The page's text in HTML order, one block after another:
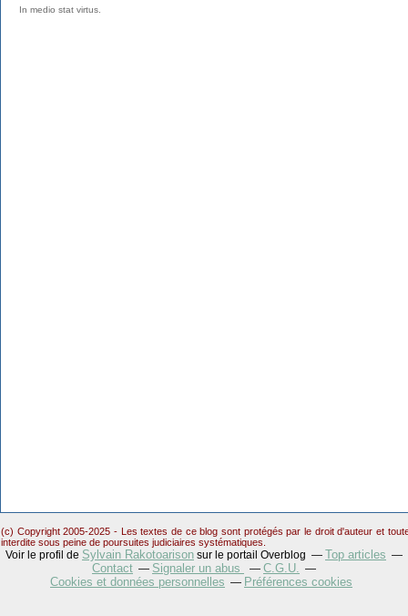
In medio stat virtus.
(c) Copyright 2005-2025 - Les textes de ce blog sont protégés par le droit d'auteur et
interdite sous peine de poursuites judiciaires systématiques.
Voir le profil de Sylvain Rakotoarison sur le portail Overblog
Top articles
Contact
Signaler un abus
C.G.U.
Cookies et données personnelles
Préférences cookies